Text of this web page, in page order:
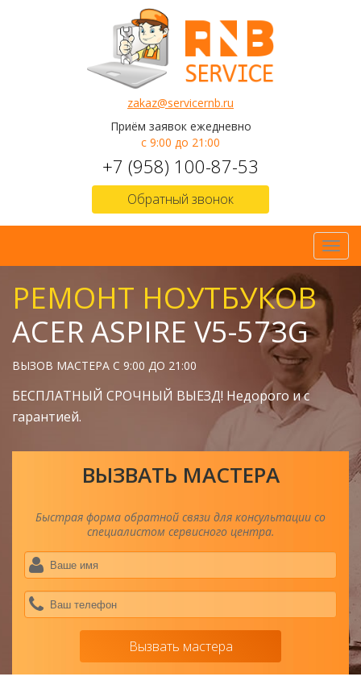
zakaz@servicernb.ru
Приём заявок ежедневно
с 9:00 до 21:00
+7 (958) 100-87-53
Обратный звонок
РЕМОНТ НОУТБУКОВ
ACER ASPIRE V5-573G
ВЫЗОВ МАСТЕРА С 9:00 ДО 21:00
БЕСПЛАТНЫЙ СРОЧНЫЙ ВЫЕЗД! Недорого и с
гарантией.
ВЫЗВАТЬ МАСТЕРА
Быстрая форма обратной связи для консультации со
специалистом сервисного центра.
Вызвать мастера